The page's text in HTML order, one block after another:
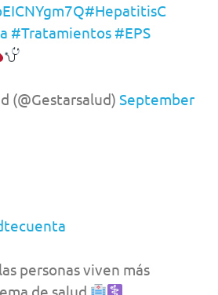
#HepatitisC
#Tratamientos #EPS
(@Gestarsalud) September
personas viven más